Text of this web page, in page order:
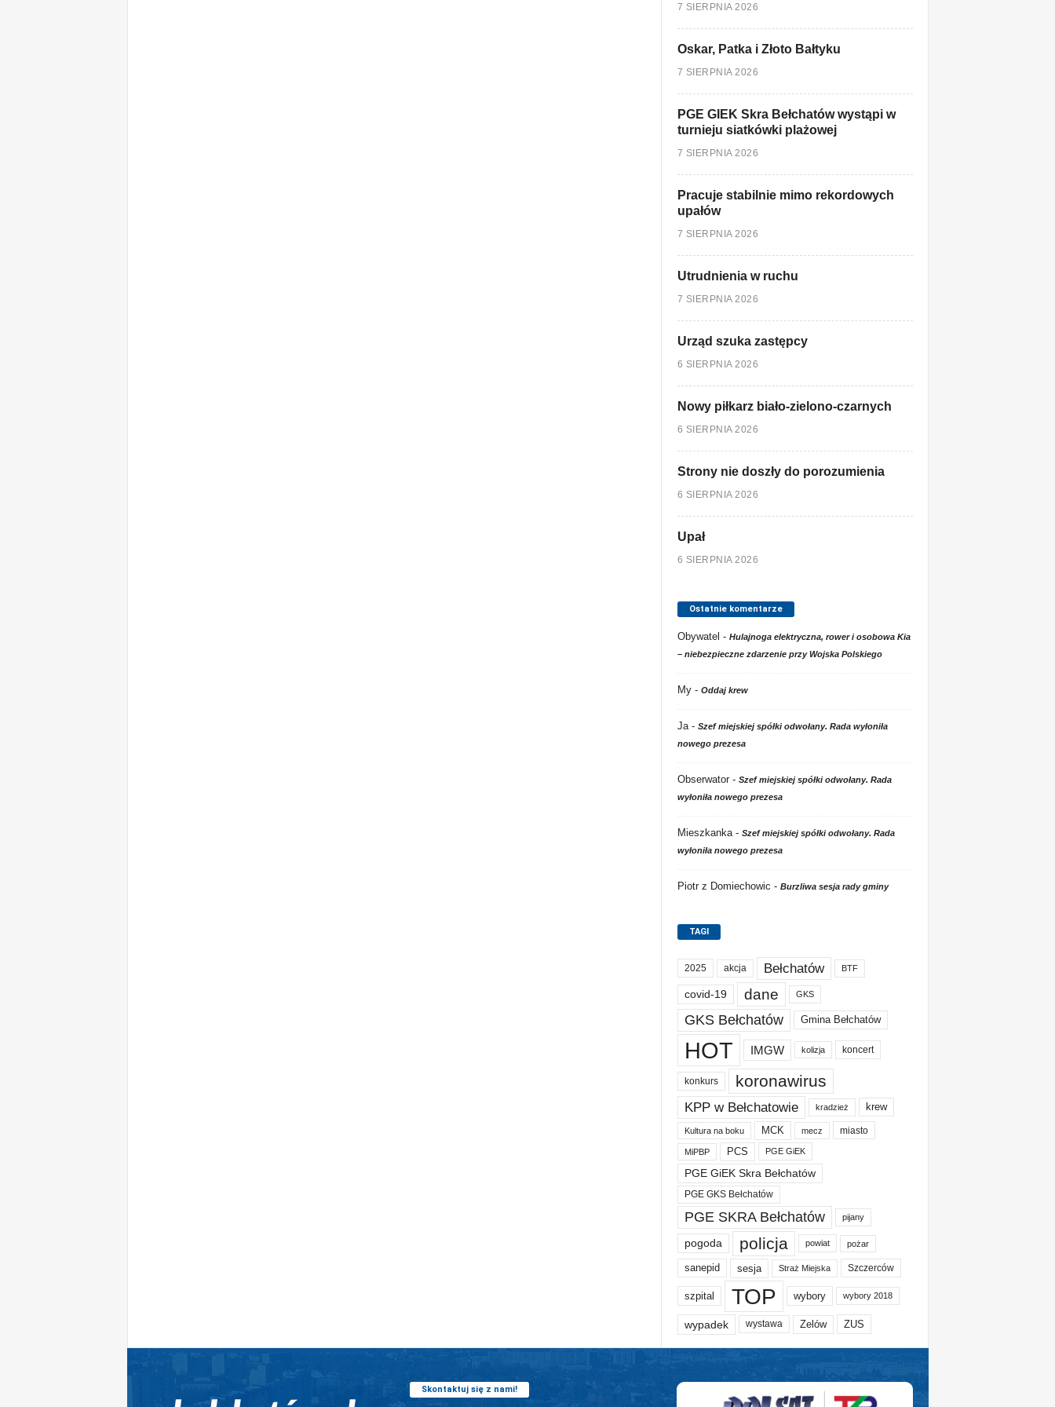
7 SIERPNIA 2026
Oskar, Patka i Złoto Bałtyku
7 SIERPNIA 2026
PGE GIEK Skra Bełchatów wystąpi w
turnieju siatkówki plażowej
7 SIERPNIA 2026
Pracuje stabilnie mimo rekordowych
upałów
7 SIERPNIA 2026
Utrudnienia w ruchu
7 SIERPNIA 2026
Urząd szuka zastępcy
6 SIERPNIA 2026
Nowy piłkarz biało-zielono-czarnych
6 SIERPNIA 2026
Strony nie doszły do porozumienia
6 SIERPNIA 2026
Upał
6 SIERPNIA 2026
Ostatnie komentarze
Obywatel - Hulajnoga elektryczna, rower i osobowa Kia
– niebezpieczne zdarzenie przy Wojska Polskiego
My- Oddaj krew
Ja- Szef miejskiej spółki odwołany. Rada wyłoniła
nowego prezesa
Obserwator- Szef miejskiej spółki odwołany. Rada
wyłoniła nowego prezesa
Mieszkanka- Szef miejskiej spółki odwołany. Rada
wyłoniła nowego prezesa
Piotr z Domiechowic - Burzliwa sesja rady gminy
TAGI
2025 akcja Bełchatów BTF
covid-19 dane GKS
GKS Bełchatów Gmina Bełchatów
HOT IMGW kolizja koncert
konkurs koronawirus
KPP w Bełchatowie kradzież krew
Kultura na boku MCK mecz miasto
MiPBP PCS PGE GiEK
PGE GiEK Skra Bełchatów
PGE GKS Bełchatów
PGE SKRA Bełchatów pijany
pogoda policja powiat pożar
sanepid sesja Straż Miejska Szczerców
szpital TOP wybory wybory 2018
wypadek wystawa Zelów ZUS
Skontaktuj się z nami!